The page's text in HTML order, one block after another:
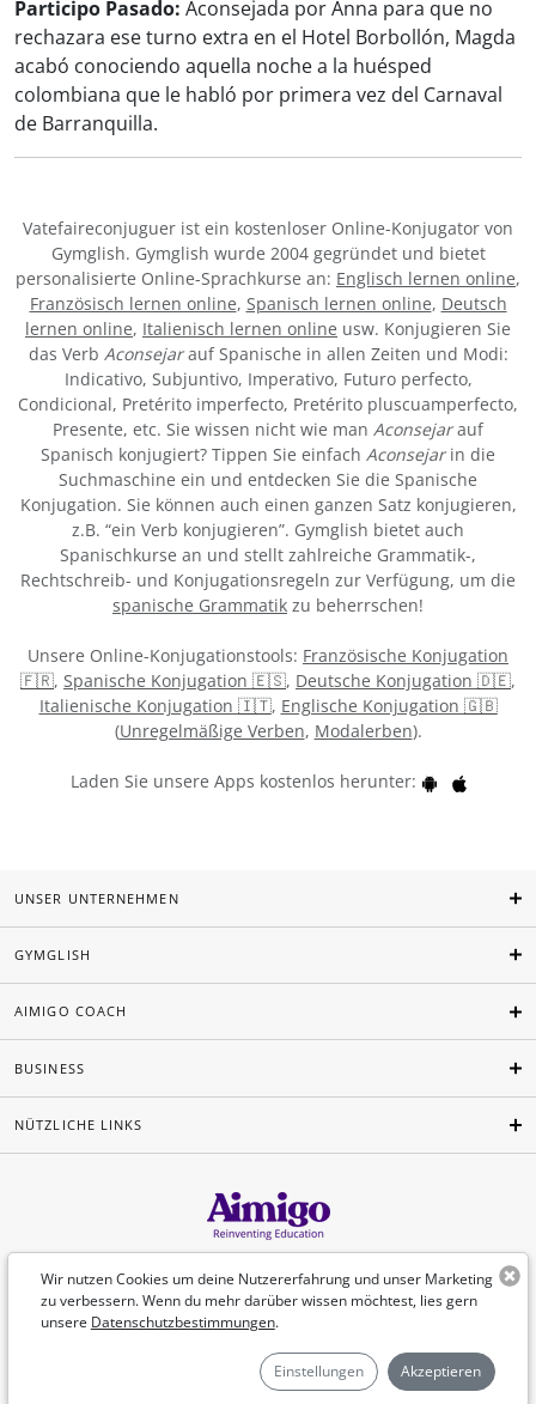
Participo Pasado: Aconsejada por Anna para que no
rechazara ese turno extra en el Hotel Borbollón, Magda
acabó conociendo aquella noche a la huésped
colombiana que le habló por primera vez del Carnaval
de Barranquilla.
Vatefaireconjuguer ist ein kostenloser Online-Konjugator von
Gymglish. Gymglish wurde 2004 gegründet und bietet
personalisierte Online-Sprachkurse an: Englisch lernen online,
Französisch lernen online, Spanisch lernen online, Deutsch
lernen online, Italienisch lernen online usw. Konjugieren Sie
das Verb Aconsejarauf Spanische in allen Zeiten und Modi:
Indicativo, Subjuntivo, Imperativo, Futuro perfecto,
Condicional, Pretérito imperfecto, Pretérito pluscuamperfecto,
Presente, etc. Sie wissen nicht wie man Aconsejarauf
Spanisch konjugiert? Tippen Sie einfach Aconsejarin die
Suchmaschine ein und entdecken Sie die Spanische
Konjugation. Sie können auch einen ganzen Satz konjugieren,
z.B. “ein Verb konjugieren”. Gymglish bietet auch
Spanischkurse an und stellt zahlreiche Grammatik-,
Rechtschreib- und Konjugationsregeln zur Verfügung, um die
spanische Grammatik zu beherrschen!
Unsere Online-Konjugationstools: Französische Konjugation
🇫🇷, Spanische Konjugation 🇪🇸, Deutsche Konjugation 🇩🇪,
Italienische Konjugation 🇮🇹, Englische Konjugation 🇬🇧
(Unregelmäßige Verben, Modalerben).
Laden Sie unsere Apps kostenlos herunter:
Wir nutzen Cookies um deine Nutzererfahrung und unser Marketing
zu verbessern. Wenn du mehr darüber wissen möchtest, lies gern
unsere Datenschutzbestimmungen.
Einstellungen Akzeptieren
UNSER UNTERNEHMEN
GYMGLISH
AIMIGO COACH
BUSINESS
NÜTZLICHE LINKS
Deutsch
©Aimigo 2026